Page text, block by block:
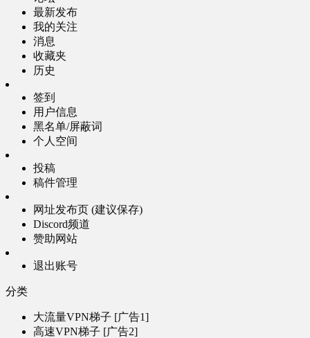
最新发布
我的关注
消息
收藏夹
历史
签到
用户信息
黑名单/屏蔽词
个人空间
投稿
稿件管理
网址发布页 (建议保存)
Discord频道
赞助网站
退出账号
分类
大流量VPN梯子 [广告1]
高速VPN梯子 [广告2]